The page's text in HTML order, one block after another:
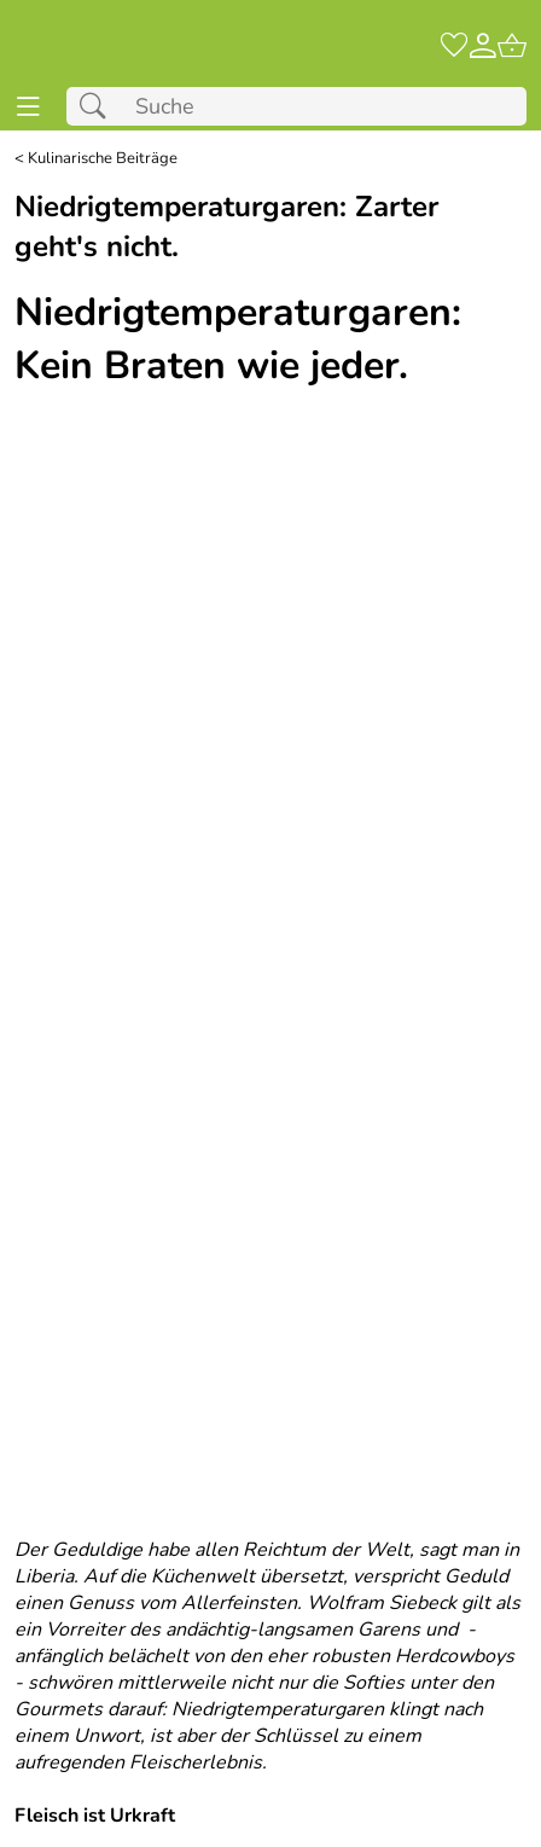
< Kulinarische Beiträge
Niedrigtemperaturgaren: Zarter
geht′s nicht.
Niedrigtemperaturgaren:
Kein Braten wie jeder.
Der Geduldige habe allen Reichtum der Welt, sagt man in
Liberia. Auf die Küchenwelt übersetzt, verspricht Geduld
einen Genuss vom Allerfeinsten. Wolfram Siebeck gilt als
ein Vorreiter des andächtig-langsamen Garens und -
anfänglich belächelt von den eher robusten Herdcowboys
- schwören mittlerweile nicht nur die Softies unter den
Gourmets darauf: Niedrigtemperaturgaren klingt nach
einem Unwort, ist aber der Schlüssel zu einem
aufregenden Fleischerlebnis.
Fleisch ist Urkraft